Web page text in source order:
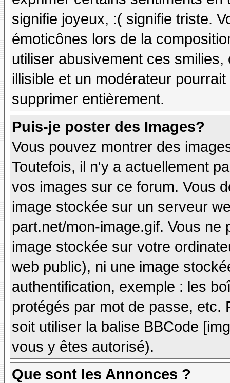
signifie joyeux, :( signifie triste.
émoticônes lors de la
utiliser abusivement ces
illisible et un modérateur
supprimer entièrement.
Puis-je poster des Images?
Vous pouvez montrer des
Toutefois, il n'y a actuellement
vos images sur ce forum. Vous
image stockée sur un serveur
part.net/mon-image.gif. Vous
image stockée sur votre
web public), ni une image
authentification, exemple : les
protégés par mot de passe, etc.
soit utiliser la balise BBCode
vous y êtes autorisé).
Que sont les Annonces ?